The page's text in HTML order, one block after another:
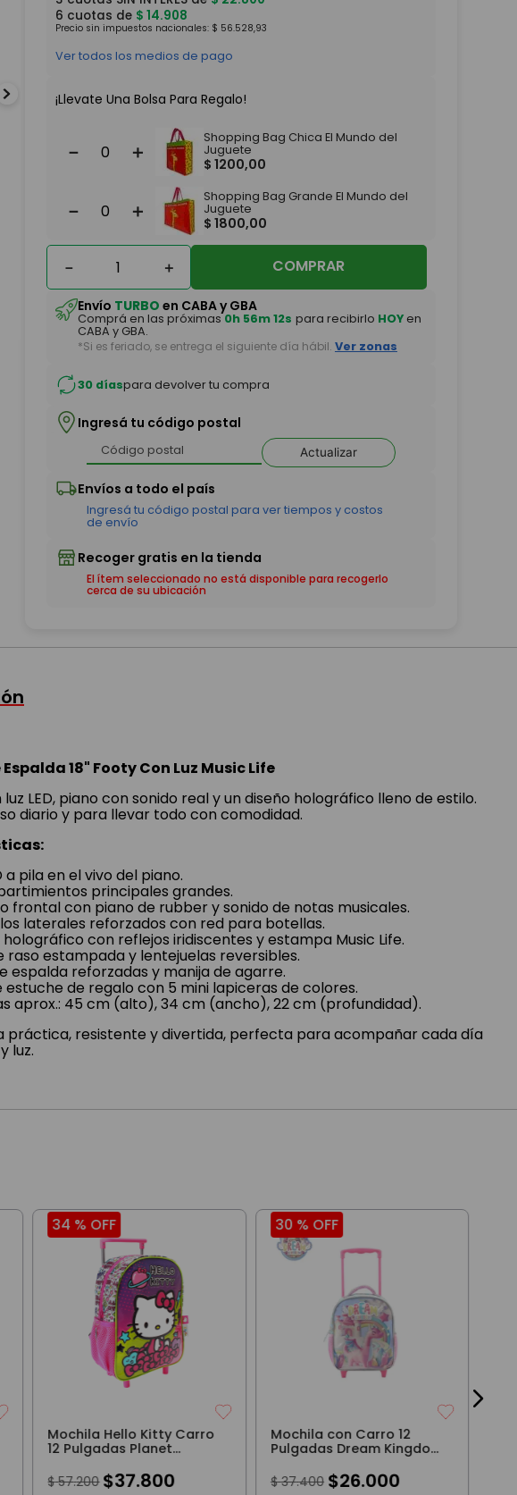
6 cuotas de $ 14.908
Precio sin impuestos nacionales: $ 56.528,93
Ver todos los medios de pago
¡Llevate Una Bolsa Para Regalo!
＋
－
Shopping Bag Chica El Mundo del
Juguete
$ 1200,00
＋
－
Shopping Bag Grande El Mundo del
Juguete
$ 1800,00
＋
－ COMPRAR
Envío TURBO en CABA y GBA
Comprá en las próximas0h 56m 11s para recibirlo HOYen
CABA y GBA.
*Si es feriado, se entrega el siguiente día hábil. Ver zonas
30 díaspara devolver tu compra
Ingresá tu código postal
Actualizar
El ítem seleccionado no está disponible para recogerlo
cerca de su ubicación
18" Footy Con Luz Music Life
LED, piano con sonido real y un diseño holográfico lleno de estilo.
diario y para llevar todo con comodidad.
a pila en el vivo del piano.
principales grandes.
frontal con piano de rubber y sonido de notas musicales.
laterales reforzados con red para botellas.
con reflejos iridiscentes y estampa Music Life.
raso estampada y lentejuelas reversibles.
espalda reforzadas y manija de agarre.
estuche de regalo con 5 mini lapiceras de colores.
aprox.: 45 cm (alto), 34 cm (ancho), 22 cm (profundidad).
práctica, resistente y divertida, perfecta para acompañar cada día
luz.
34 % OFF
Mochila Hello Kitty Carro
12 Pulgadas Planet
$ 57.200 $37.800
30 % OFF
Mochila con Carro 12
Pulgadas Dream Kingdom
$ 37.400 $26.000